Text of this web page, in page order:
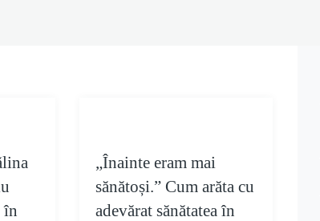
în
„Înainte eram mai
sănătoși.” Cum arăta cu
adevărat sănătatea în